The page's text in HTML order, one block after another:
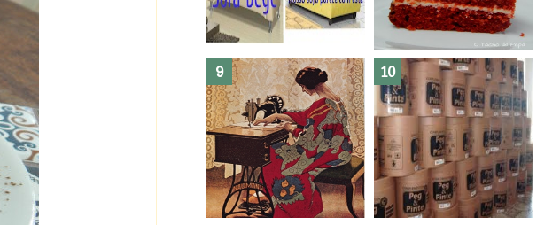
Como fazer leites vegetais ? O medo que habita em nós.
Reforma do sofá, agora é
em patchwork!
The Red Velvet !!! O Perfeito